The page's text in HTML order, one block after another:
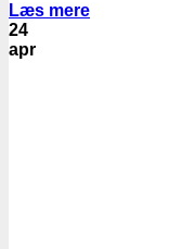
Læs mere
24
apr